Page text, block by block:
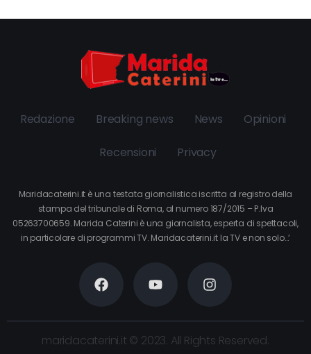
Redazione Breaking news News Opinioni
Recensioni Privacy
Maridacaterini.it è una testata giornalistica iscritta al registro della
stampa del tribunale di Roma, al numero 187/2015 – P.Iva
05263700659. Marida Caterini è una giornalista, esperta di spettacoli,
in particolare di programmi TV. Maridacaterini.it la TV e non solo…’
maridacaterini.it © 2023. All Rights Reserved.